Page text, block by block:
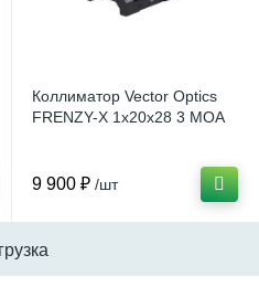
Коллиматор Vector Optics
FRENZY-X 1x20x28 3 MOA
9 900 ₽ /шт